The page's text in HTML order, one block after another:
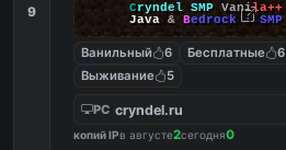
9 Cryndel SMP Vanila++
Java & Bed rock · SMP
Ванильный 6 Бесплатные 6
Выживание
5
PC cryndel.ru
копий IPв августе2сегодня0